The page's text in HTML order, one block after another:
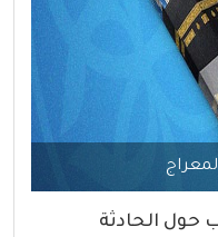
حول الحادثة